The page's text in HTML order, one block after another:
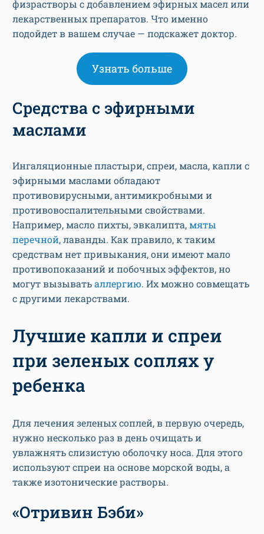
физрастворы с добавлением эфирных масел или
лекарственных препаратов. Что именно
подойдет в вашем случае — подскажет доктор.
Узнать больше
Средства с эфирными
маслами
Ингаляционные пластыри, спреи, масла, капли с
эфирными маслами обладают
противовирусными, антимикробными и
противовоспалительными свойствами.
Например, масло пихты, эвкалипта,мяты
перечной, лаванды. Как правило, к таким
средствам нет привыкания, они имеют мало
противопоказаний и побочных эффектов, но
могут вызыватьаллергию. Их можно совмещать
с другими лекарствами.
Лучшие капли и спреи
при зеленых соплях у
ребенка
Для лечения зеленых соплей, в первую очередь,
нужно несколько раз в день очищать и
увлажнять слизистую оболочку носа. Для этого
используют спреи на основе морской воды, а
также изотонические растворы.
«Отривин Бэби»